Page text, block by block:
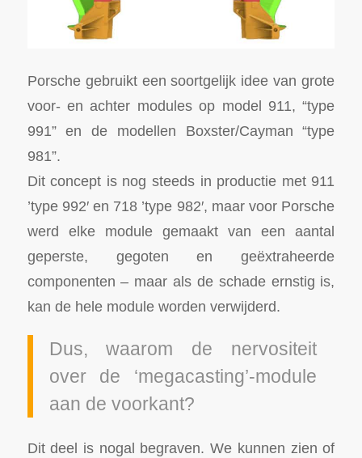
Porsche gebruikt een soortgelijk idee van grote
voor- en achter modules op model 911, “type
991” en de modellen Boxster/Cayman “type
981”.
Dit concept is nog steeds in productie met 911
’type 992′ en 718 ’type 982′, maar voor Porsche
werd elke module gemaakt van een aantal
geperste, gegoten en geëxtraheerde
componenten – maar als de schade ernstig is,
kan de hele module worden verwijderd.
Dus, waarom de nervositeit
over de ‘megacasting’-module
aan de voorkant?
Dit deel is nogal begraven. We kunnen zien of